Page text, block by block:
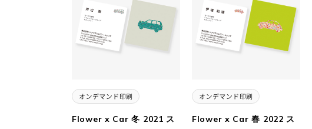
Flower x Car 冬 2021 ス
Flower x Car 春 2022 ス